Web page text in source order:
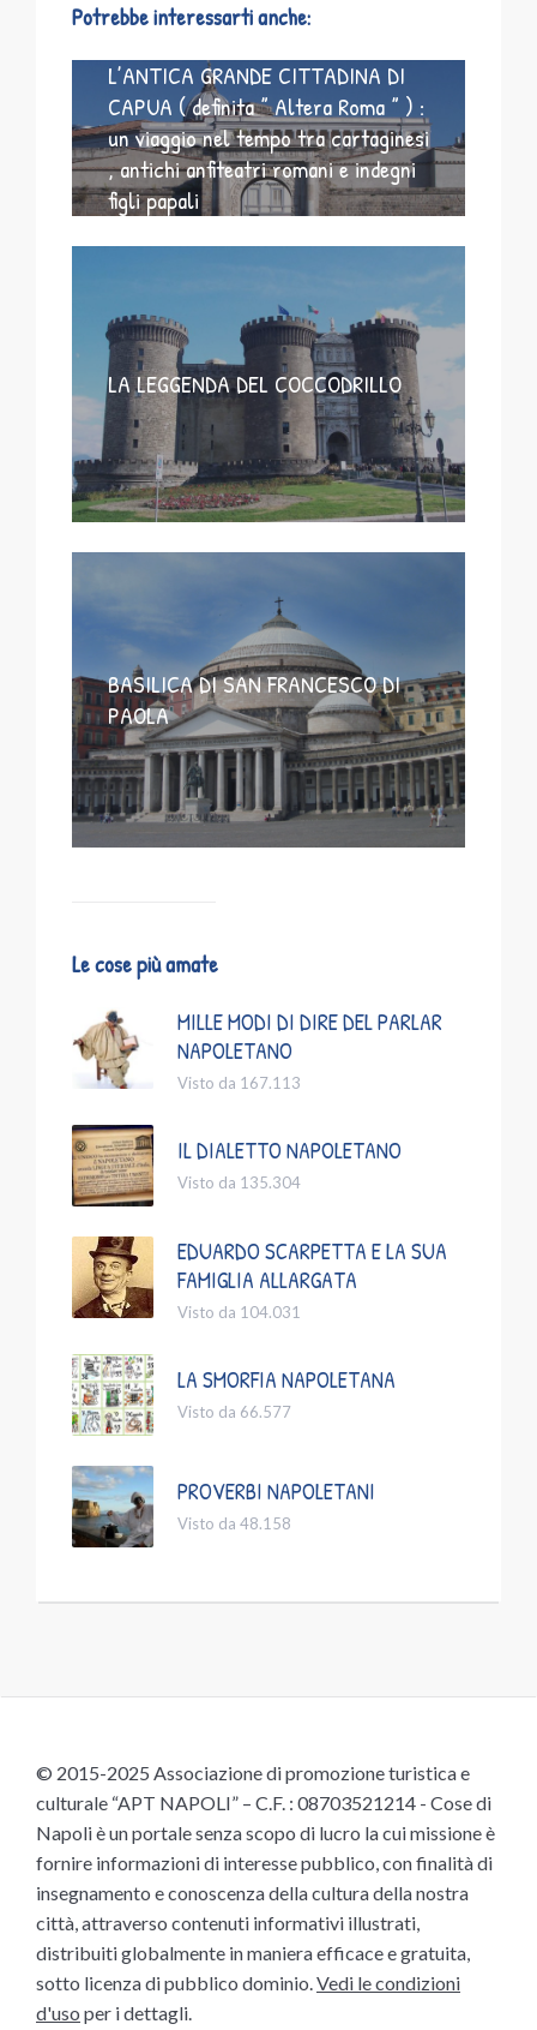
Potrebbe interessarti anche:
L’ANTICA GRANDE CITTADINA DI
CAPUA ( definita ” Altera Roma ” ) :
un viaggio nel tempo tra cartaginesi
, antichi anfiteatri romani e indegni
figli papali
LA LEGGENDA DEL COCCODRILLO
BASILICA DI SAN FRANCESCO DI
PAOLA
Le cose più amate
MILLE MODI DI DIRE DEL PARLAR
NAPOLETANO
Visto da 167.113
IL DIALETTO NAPOLETANO
Visto da 135.304
EDUARDO SCARPETTA E LA SUA
FAMIGLIA ALLARGATA
Visto da 104.031
LA SMORFIA NAPOLETANA
Visto da 66.577
PROVERBI NAPOLETANI
Visto da 48.158
© 2015-2025 Associazione di promozione turistica e
culturale “APT NAPOLI” – C.F. : 08703521214 - Cose di
Napoli è un portale senza scopo di lucro la cui missione è
fornire informazioni di interesse pubblico, con finalità di
insegnamento e conoscenza della cultura della nostra
città, attraverso contenuti informativi illustrati,
distribuiti globalmente in maniera efficace e gratuita,
sotto licenza di pubblico dominio.Vedi le condizioni
d'uso per i dettagli.